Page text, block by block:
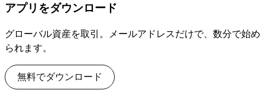
アプリをダウンロード
グローバル資産を取引。メールアドレスだけで、数分で始め
られます。
無料でダウンロード